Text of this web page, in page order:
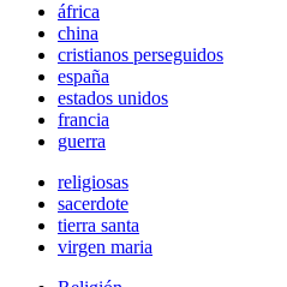
áfrica
china
cristianos perseguidos
españa
estados unidos
francia
guerra
religiosas
sacerdote
tierra santa
virgen maria